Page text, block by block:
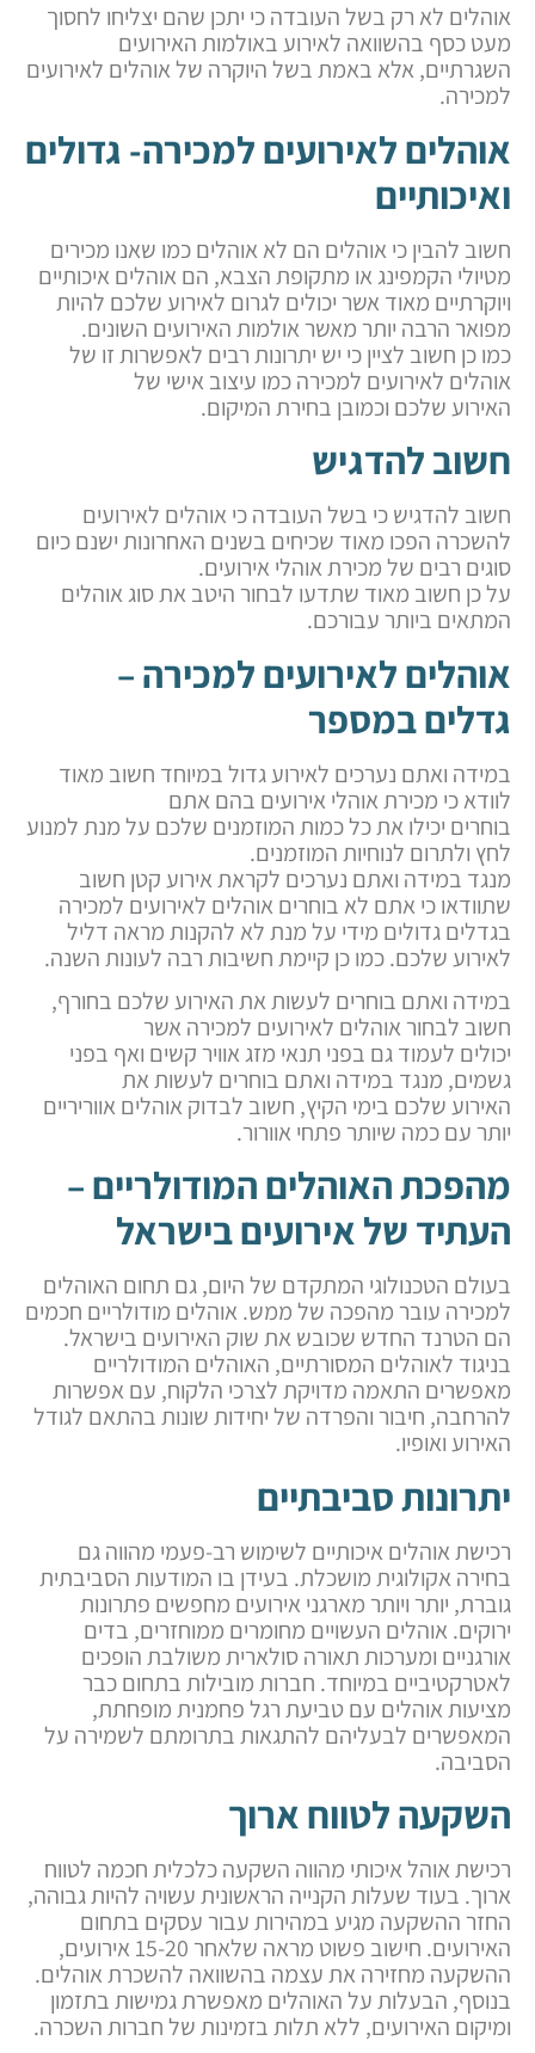
אוהלים לא רק בשל העובדה כי יתכן שהם יצליחו לחסוך
מעט כסף בהשוואה לאירוע באולמות האירועים
השגרתיים, אלא באמת בשל היוקרה של אוהלים לאירועים
למכירה.
אוהלים לאירועים למכירה- גדולים
ואיכותיים
חשוב להבין כי אוהלים הם לא אוהלים כמו שאנו מכירים
מטיולי הקמפינג או מתקופת הצבא, הם אוהלים איכותיים
ויוקרתיים מאוד אשר יכולים לגרום לאירוע שלכם להיות
מפואר הרבה יותר מאשר אולמות האירועים השונים.
כמו כן חשוב לציין כי יש יתרונות רבים לאפשרות זו של
אוהלים לאירועים למכירה כמו עיצוב אישי של
האירוע שלכם וכמובן בחירת המיקום.
חשוב להדגיש
חשוב להדגיש כי בשל העובדה כי אוהלים לאירועים
להשכרה הפכו מאוד שכיחים בשנים האחרונות ישנם כיום
סוגים רבים של מכירת אוהלי אירועים.
על כן חשוב מאוד שתדעו לבחור היטב את סוג אוהלים
המתאים ביותר עבורכם.
אוהלים לאירועים למכירה –
גדלים במספר
במידה ואתם נערכים לאירוע גדול במיוחד חשוב מאוד
לוודא כי מכירת אוהלי אירועים בהם אתם
בוחרים יכילו את כל כמות המוזמנים שלכם על מנת למנוע
לחץ ולתרום לנוחיות המוזמנים.
מנגד במידה ואתם נערכים לקראת אירוע קטן חשוב
שתוודאו כי אתם לא בוחרים אוהלים לאירועים למכירה
בגדלים גדולים מידי על מנת לא להקנות מראה דליל
לאירוע שלכם. כמו כן קיימת חשיבות רבה לעונות השנה.
במידה ואתם בוחרים לעשות את האירוע שלכם בחורף,
חשוב לבחור אוהלים לאירועים למכירה אשר
יכולים לעמוד גם בפני תנאי מזג אוויר קשים ואף בפני
גשמים, מנגד במידה ואתם בוחרים לעשות את
האירוע שלכם בימי הקיץ, חשוב לבדוק אוהלים אווריריים
יותר עם כמה שיותר פתחי אוורור.
מהפכת האוהלים המודולריים –
העתיד של אירועים בישראל
בעולם הטכנולוגי המתקדם של היום, גם תחום האוהלים
למכירה עובר מהפכה של ממש. אוהלים מודולריים חכמים
הם הטרנד החדש שכובש את שוק האירועים בישראל.
בניגוד לאוהלים המסורתיים, האוהלים המודולריים
מאפשרים התאמה מדויקת לצרכי הלקוח, עם אפשרות
להרחבה, חיבור והפרדה של יחידות שונות בהתאם לגודל
האירוע ואופיו.
יתרונות סביבתיים
רכישת אוהלים איכותיים לשימוש רב-פעמי מהווה גם
בחירה אקולוגית מושכלת. בעידן בו המודעות הסביבתית
גוברת, יותר ויותר מארגני אירועים מחפשים פתרונות
ירוקים. אוהלים העשויים מחומרים ממוחזרים, בדים
אורגניים ומערכות תאורה סולארית משולבת הופכים
לאטרקטיביים במיוחד. חברות מובילות בתחום כבר
מציעות אוהלים עם טביעת רגל פחמנית מופחתת,
המאפשרים לבעליהם להתגאות בתרומתם לשמירה על
הסביבה.
השקעה לטווח ארוך
רכישת אוהל איכותי מהווה השקעה כלכלית חכמה לטווח
ארוך. בעוד שעלות הקנייה הראשונית עשויה להיות גבוהה,
החזר ההשקעה מגיע במהירות עבור עסקים בתחום
האירועים. חישוב פשוט מראה שלאחר 15-20 אירועים,
ההשקעה מחזירה את עצמה בהשוואה להשכרת אוהלים.
בנוסף, הבעלות על האוהלים מאפשרת גמישות בתזמון
ומיקום האירועים, ללא תלות בזמינות של חברות השכרה.